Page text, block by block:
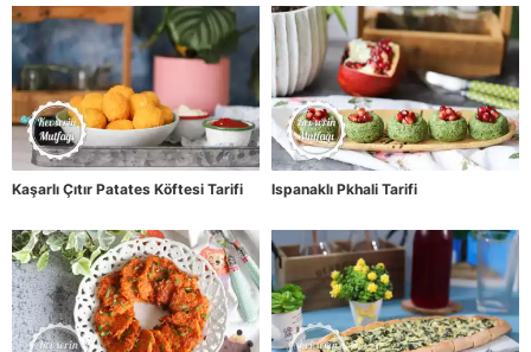
Kaşarlı Çıtır Patates Köftesi Tarifi Ispanaklı Pkhali Tarifi